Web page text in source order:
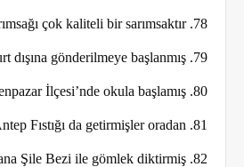
78. Taşköprü Sarımsağı çok kaliteli bir sarımsaktır.
79. Amasya Elması yurt dışına gönderilmeye başlanmış.
80. Kastamonu İli, Şenpazar İlçesi’nde okula başlamış.
81. Bize Antep Fıstığı da getirmişler oradan.
82. Annem bana Şile Bezi ile gömlek diktirmiş.